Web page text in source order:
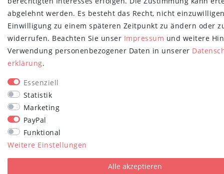
abgelehnt werden. Es besteht das Recht, nicht
Einwilligung zu einem späteren Zeitpunkt zu ändern oder
widerrufen. Beachten Sie unser Impressum und weitere
Verwendung personenbezogener Daten in unserer
erklärung.
Essenziell
Statistik
Marketing
PayPal
Funktional
Weitere Einstellungen
Alle akzeptieren